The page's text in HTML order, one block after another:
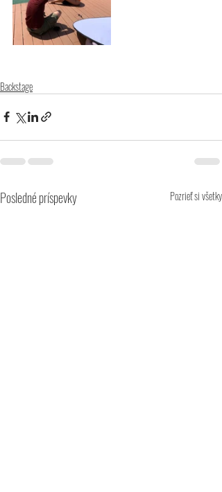
Backstage
Posledné príspevky Pozrieť si všetky